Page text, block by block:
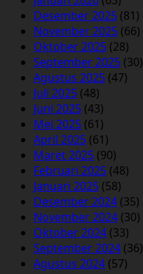
Desember 2025 (81)
November 2025 (66)
Oktober 2025 (28)
September 2025 (30)
Agustus 2025 (47)
Juli 2025 (48)
Juni 2025 (43)
Mei 2025 (61)
April 2025 (61)
Maret 2025 (90)
Februari 2025 (48)
Januari 2025 (58)
Desember 2024 (35)
November 2024 (30)
Oktober 2024 (33)
September 2024 (36)
Agustus 2024 (57)